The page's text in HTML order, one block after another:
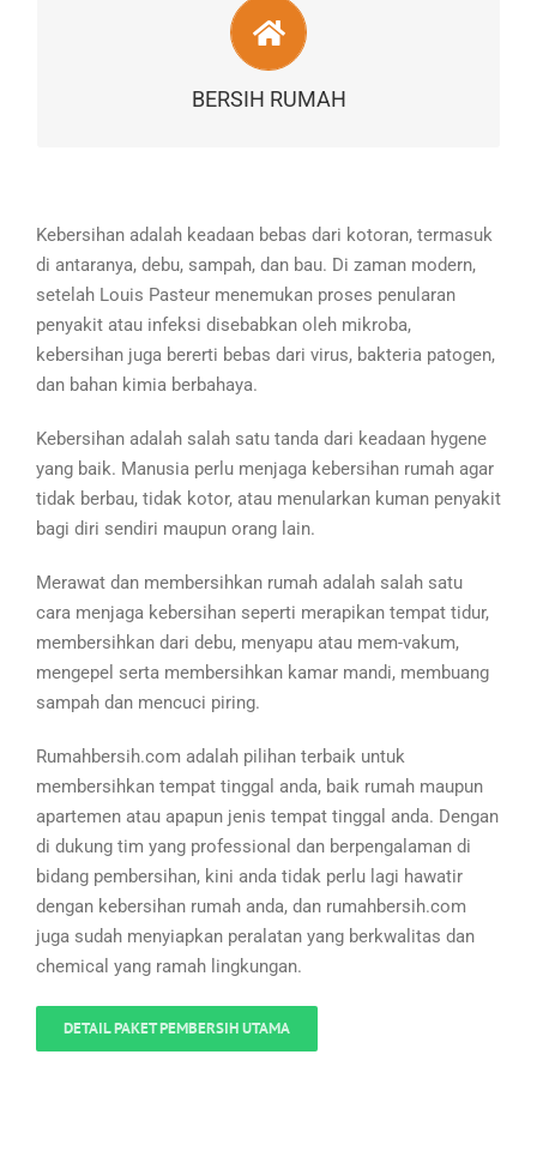
BERSIH RUMAH
APA KATA PELANGGAN ?
Kebersihan adalah keadaan bebas dari kotoran, termasuk
di antaranya, debu, sampah, dan bau. Di zaman modern,
setelah Louis Pasteur menemukan proses penularan
penyakit atau infeksi disebabkan oleh mikroba,
kebersihan juga bererti bebas dari virus, bakteria patogen,
dan bahan kimia berbahaya.
Kebersihan adalah salah satu tanda dari keadaan hygene
yang baik. Manusia perlu menjaga kebersihan rumah agar
tidak berbau, tidak kotor, atau menularkan kuman penyakit
bagi diri sendiri maupun orang lain.
Merawat dan membersihkan rumah adalah salah satu
cara menjaga kebersihan seperti merapikan tempat tidur,
membersihkan dari debu, menyapu atau mem-vakum,
mengepel serta membersihkan kamar mandi, membuang
sampah dan mencuci piring.
Rumahbersih.com adalah pilihan terbaik untuk
membersihkan tempat tinggal anda, baik rumah maupun
apartemen atau apapun jenis tempat tinggal anda. Dengan
di dukung tim yang professional dan berpengalaman di
bidang pembersihan, kini anda tidak perlu lagi hawatir
dengan kebersihan rumah anda, dan rumahbersih.com
juga sudah menyiapkan peralatan yang berkwalitas dan
chemical yang ramah lingkungan.
DETAIL PAKET PEMBERSIH UTAMA